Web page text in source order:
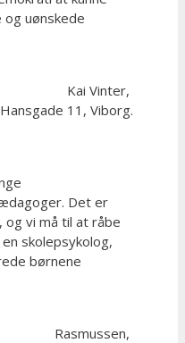
og uønskede
Kai Vinter,
Hansgade 11, Viborg.
Det er
og vi må til at råbe
skolepsykolog,
børnene
Rasmussen,